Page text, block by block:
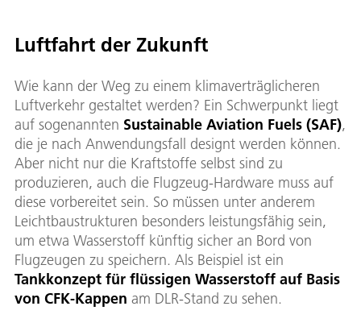
Luftfahrt der Zukunft
Wie kann der Weg zu einem klimaverträglicheren
Luftverkehr gestaltet werden? Ein Schwerpunkt liegt
auf sogenannten Sustainable Aviation Fuels (SAF),
die je nach Anwendungsfall designt werden können.
Aber nicht nur die Kraftstoffe selbst sind zu
produzieren, auch die Flugzeug-Hardware muss auf
diese vorbereitet sein. So müssen unter anderem
Leichtbaustrukturen besonders leistungsfähig sein,
um etwa Wasserstoff künftig sicher an Bord von
Flugzeugen zu speichern. Als Beispiel ist ein
Tankkonzept für flüssigen Wasserstoff auf Basis
von CFK-Kappen am DLR-Stand zu sehen.